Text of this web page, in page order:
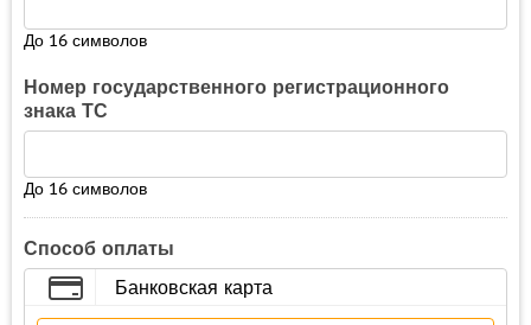
До 16 символов
Номер государственного регистрационного
знака ТС
До 16 символов
Способ оплаты
Банковская карта